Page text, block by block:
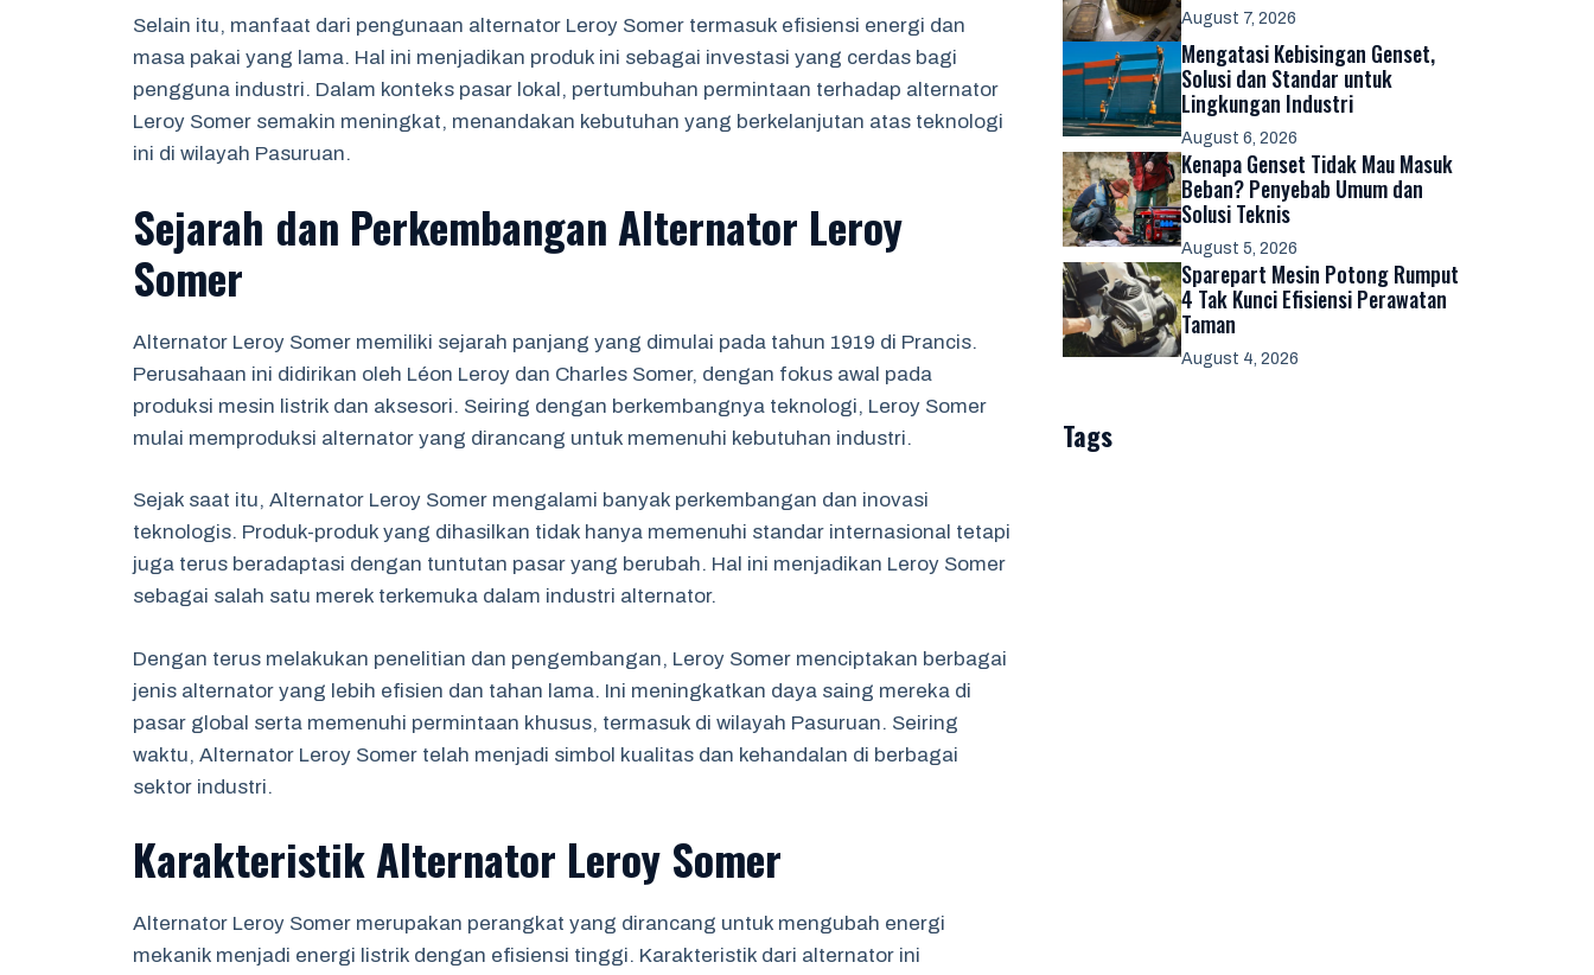
Selain itu, manfaat dari pengunaan alternator Leroy Somer termasuk efisiensi energi dan
masa pakai yang lama. Hal ini menjadikan produk ini sebagai investasi yang cerdas bagi
pengguna industri. Dalam konteks pasar lokal, pertumbuhan permintaan terhadap alternator
Leroy Somer semakin meningkat, menandakan kebutuhan yang berkelanjutan atas teknologi
ini di wilayah Pasuruan.
Sejarah dan Perkembangan Alternator Leroy
Somer
Alternator Leroy Somer memiliki sejarah panjang yang dimulai pada tahun 1919 di Prancis.
Perusahaan ini didirikan oleh Léon Leroy dan Charles Somer, dengan fokus awal pada
produksi mesin listrik dan aksesori. Seiring dengan berkembangnya teknologi, Leroy Somer
mulai memproduksi alternator yang dirancang untuk memenuhi kebutuhan industri.
Sejak saat itu, Alternator Leroy Somer mengalami banyak perkembangan dan inovasi
teknologis. Produk-produk yang dihasilkan tidak hanya memenuhi standar internasional tetapi
juga terus beradaptasi dengan tuntutan pasar yang berubah. Hal ini menjadikan Leroy Somer
sebagai salah satu merek terkemuka dalam industri alternator.
Dengan terus melakukan penelitian dan pengembangan, Leroy Somer menciptakan berbagai
jenis alternator yang lebih efisien dan tahan lama. Ini meningkatkan daya saing mereka di
pasar global serta memenuhi permintaan khusus, termasuk di wilayah Pasuruan. Seiring
waktu, Alternator Leroy Somer telah menjadi simbol kualitas dan kehandalan di berbagai
sektor industri.
Karakteristik Alternator Leroy Somer
Alternator Leroy Somer merupakan perangkat yang dirancang untuk mengubah energi
mekanik menjadi energi listrik dengan efisiensi tinggi. Karakteristik dari alternator ini
August 7, 2026
Mengatasi Kebisingan Genset,
Solusi dan Standar untuk
Lingkungan Industri
August 6, 2026
Kenapa Genset Tidak Mau Masuk
Beban? Penyebab Umum dan
Solusi Teknis
August 5, 2026
Sparepart Mesin Potong Rumput
4 Tak Kunci Efisiensi Perawatan
Taman
August 4, 2026
Tags